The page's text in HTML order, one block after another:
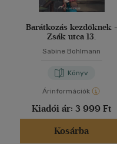
Barátkozás kezdőknek -
Zsák utca 13.
Sabine Bohlmann
Könyv
Árinformációk
Kiadói ár: 3 999 Ft
Kosárba